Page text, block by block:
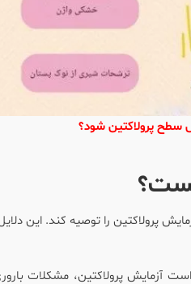
سطح پرولاکتین شود؟
پرولاکتین را توصیه کند. این
آزمایش پرولاکتین، مشکلات